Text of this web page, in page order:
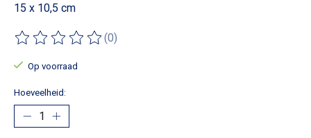
15 x 10,5 cm
De beoordeling van dit product is
(0)
Op voorraad
Hoeveelheid: